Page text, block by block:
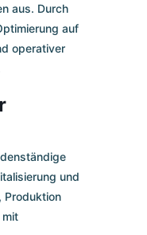
aus. Durch
auf
operativer
und
Produktion
mit